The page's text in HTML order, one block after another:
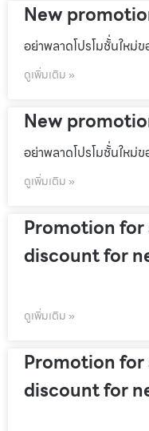
New
อย่าพลาดโปรโมชั้่นใหม่ข
ดูเพิ่มเติม »
New
อย่าพลาดโปรโมชั้่นใหม่ข
ดูเพิ่มเติม »
Promotion for
discount for
ดูเพิ่มเติม »
Promotion for
discount for